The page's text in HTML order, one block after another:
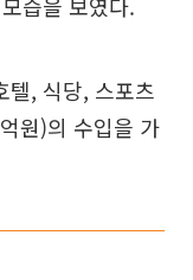
텔, 식당, 스포츠
원)의 수입을 가